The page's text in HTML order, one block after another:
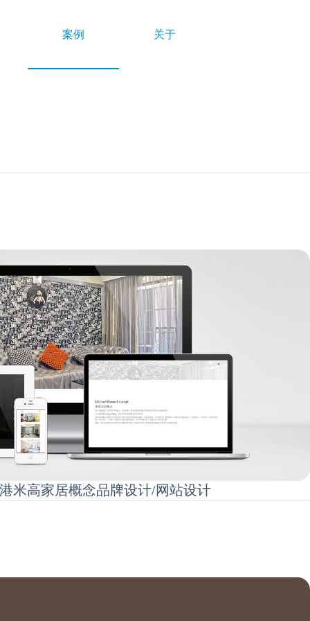
案例 关于
米高家居概念品牌设计/网站设计